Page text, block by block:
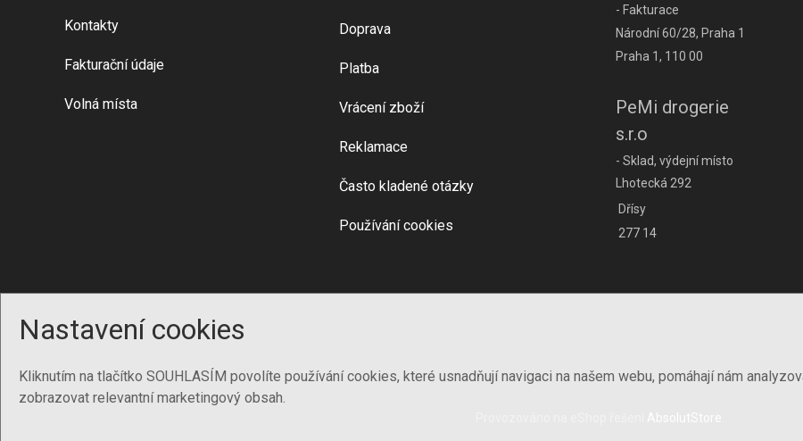
Nastavení cookies
Kliknutím na tlačítko SOUHLASÍM povolíte používání cookies, které usnadňují navigaci na našem webu, pomáhají nám
zobrazovat relevantní marketingový obsah.
Kontakty
Fakturační údaje
Volná místa
Doprava
Platba
Vrácení zboží
Reklamace
Často kladené otázky
Používání cookies
- Fakturace
Národní 60/28, Praha 1
Praha 1, 110 00
PeMi drogerie
s.r.o
- Sklad, výdejní místo
Lhotecká 292
Dřísy
277 14